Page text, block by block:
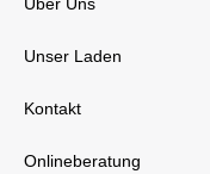
Unser Laden
Kontakt
Onlineberatung